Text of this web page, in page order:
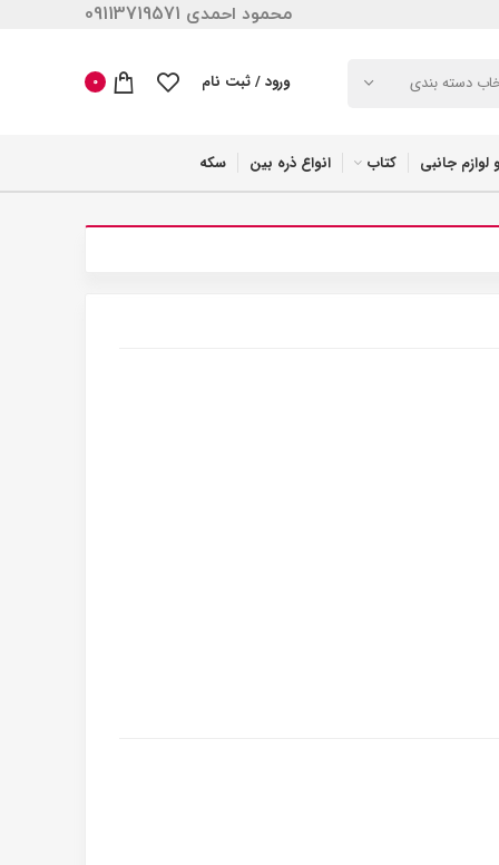
محمود احمدی 09113719571
دسته بندی ورود / ثبت نام 0
لوازم جانبی کتاب انواع ذره بین سکه